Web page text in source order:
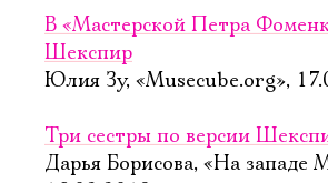
В «Мастерской Петра
Шекспир
Юлия Зу, «Musecube.org»,
Три сестры по версии
Дарья Борисова, «На западе